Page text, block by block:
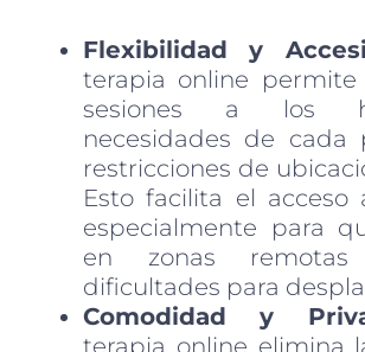
Flexibilidad y
terapia online
sesiones a los
necesidades de cada
restricciones de
Esto facilita el acceso
especialmente para
en zonas
dificultades para
Comodidad y
terapia online elimina